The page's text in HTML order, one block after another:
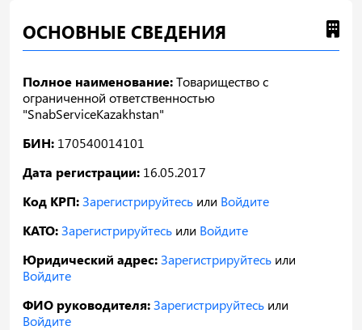
ОСНОВНЫЕ СВЕДЕНИЯ
Полное наименование:Товарищество с
ограниченной ответственностью
"SnabServiceKazakhstan"
БИН: 170540014101
Дата регистрации: 16.05.2017
Код КРП:Зарегистрируйтесь или Войдите
КАТО:Зарегистрируйтесь или Войдите
Юридический адрес:Зарегистрируйтесь или
Войдите
ФИО руководителя:Зарегистрируйтесь или
Войдите